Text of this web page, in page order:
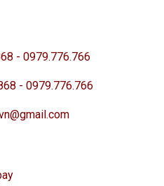
- 0979.776.766
- 0979.776.766